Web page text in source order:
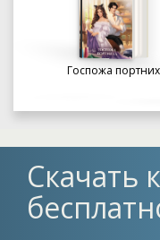
Госпожа
Скачать